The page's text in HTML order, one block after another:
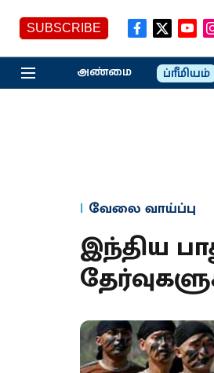
SUBSCRIBE
அண்மை ப்ரீமியம்
வேலை வாய்ப்பு
இந்திய